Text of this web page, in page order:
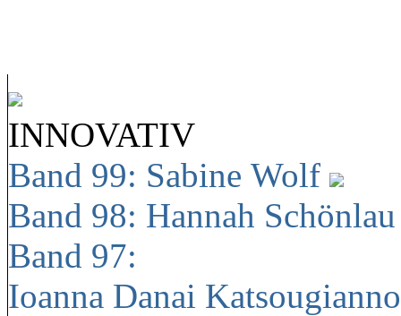
INNOVATIV
Band 99: Sabine Wolf
Band 98: Hannah
Band 97:
Ioanna Danai